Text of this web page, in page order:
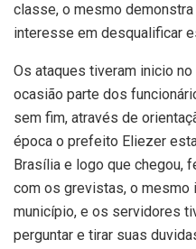
classe, o mesmo
interesse em desqualificar
Os ataques tiveram inicio
ocasião parte dos
sem fim, através de
época o prefeito Eliezer
Brasília e logo que chegou,
com os grevistas, o mesmo
município, e os servidores
perguntar e tirar suas